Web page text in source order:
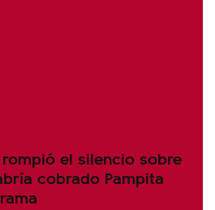
el silencio sobre
cobrado Pampita